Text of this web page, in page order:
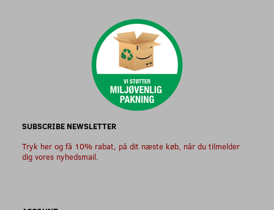
SUBSCRIBE NEWSLETTER
Tryk her og få 10% rabat, på dit næste køb, når du tilmelder
dig vores nyhedsmail.